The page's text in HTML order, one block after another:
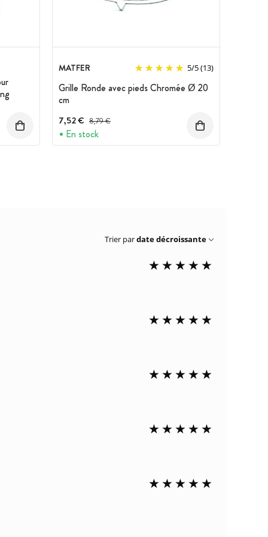
MATFER 5/5(13)
Grille Ronde avec pieds Chromée Ø 20
cm
7,52 € Prix avant réduction :
8,79 €
En stock
Trier pardate décroissante